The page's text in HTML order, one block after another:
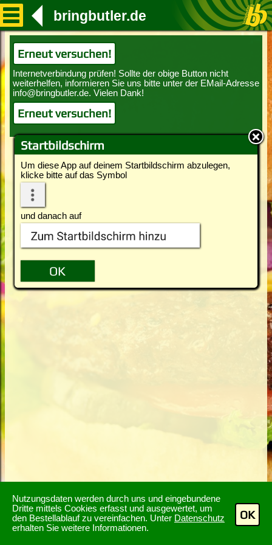
Nutzungsdaten werden durch uns und eingebundene
Dritte mittels Cookies erfasst und ausgewertet, um
den Bestellablauf zu vereinfachen. Unter Datenschutz
erhalten Sie weitere Informationen.
OK
Startbildschirm
Um diese App auf deinem Startbildschirm abzulegen,
klicke bitte auf das Symbol
und danach auf
bringbutler.de
Erneut versuchen!
Erneut versuchen!